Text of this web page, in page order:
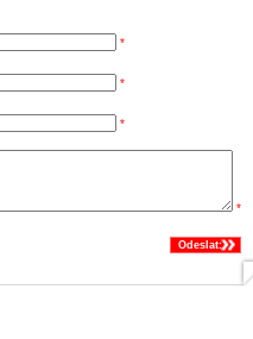
*
*
*
*
Odeslat: